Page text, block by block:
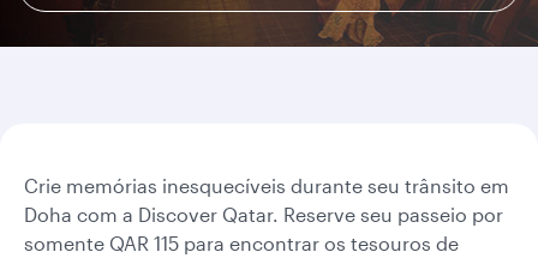
Crie memórias inesquecíveis durante seu trânsito em
Doha com a Discover Qatar. Reserve seu passeio por
somente QAR 115 para encontrar os tesouros de